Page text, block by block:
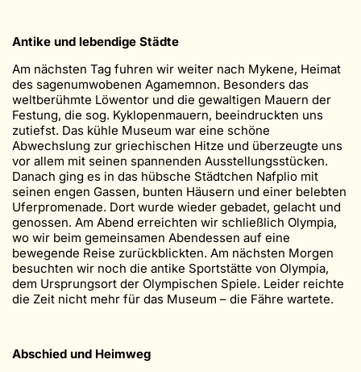
Antike und lebendige Städte
Am nächsten Tag fuhren wir weiter nach Mykene, Heimat
des sagenumwobenen Agamemnon. Besonders das
weltberühmte Löwentor und die gewaltigen Mauern der
Festung, die sog. Kyklopenmauern, beeindruckten uns
zutiefst. Das kühle Museum war eine schöne
Abwechslung zur griechischen Hitze und überzeugte uns
vor allem mit seinen spannenden Ausstellungsstücken.
Danach ging es in das hübsche Städtchen Nafplio mit
seinen engen Gassen, bunten Häusern und einer belebten
Uferpromenade. Dort wurde wieder gebadet, gelacht und
genossen. Am Abend erreichten wir schließlich Olympia,
wo wir beim gemeinsamen Abendessen auf eine
bewegende Reise zurückblickten. Am nächsten Morgen
besuchten wir noch die antike Sportstätte von Olympia,
dem Ursprungsort der Olympischen Spiele. Leider reichte
die Zeit nicht mehr für das Museum – die Fähre wartete.
Abschied und Heimweg